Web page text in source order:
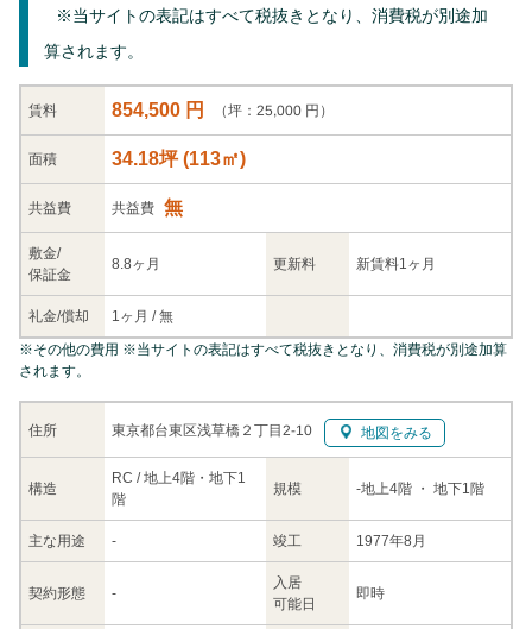
※当サイトの表記はすべて税抜きとなり、消費税が別途加
算されます。
賃料 854,500 円 （坪：25,000 円）
面積 34.18坪(113㎡)
共益費 共益費 無
敷金/
保証金
8.8ヶ月 更新料 新賃料1ヶ月
礼金/償却 1ヶ月 /無
住所 東京都台東区浅草橋２丁目2-10 地図をみる
構造
RC / 地上4階・地下1
階
規模 -地上4階 ・ 地下1階
主な用途 - 竣工 1977年8月
契約形態 -
入居
可能日
即時
※その他の費用 ※当サイトの表記はすべて税抜きとなり、消費税が別途加算
されます。